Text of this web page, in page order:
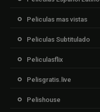
Peliculas mas vistas
Peliculas Subtitulado
Peliculasflix
Pelisgratis.live
Pelishouse